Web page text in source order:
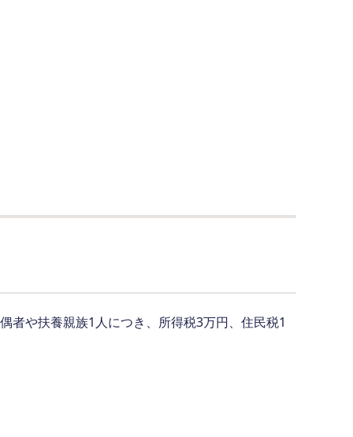
者や扶養親族1人につき、所得税3万円、住民税1